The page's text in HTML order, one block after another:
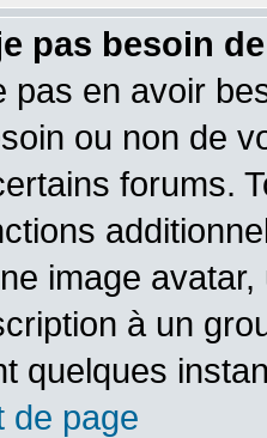
pas besoin
pas en avoir
ou non de
forums.
image
à un
quelques
de page